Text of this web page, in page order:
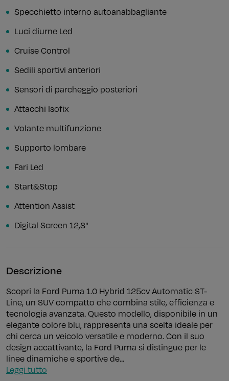
Specchietto interno autoanabbagliante
Luci diurne Led
Cruise Control
Sedili sportivi anteriori
Sensori di parcheggio posteriori
Attacchi Isofix
Volante multifunzione
Supporto lombare
Fari Led
Start&Stop
Attention Assist
Digital Screen 12,8"
Descrizione
Scopri la Ford Puma 1.0 Hybrid 125cv Automatic ST-
Line, un SUV compatto che combina stile, efficienza e
tecnologia avanzata. Questo modello, disponibile in un
elegante colore blu, rappresenta una scelta ideale per
chi cerca un veicolo versatile e moderno. Con il suo
design accattivante, la Ford Puma si distingue per le
linee dinamiche e sportive de...
Leggi tutto